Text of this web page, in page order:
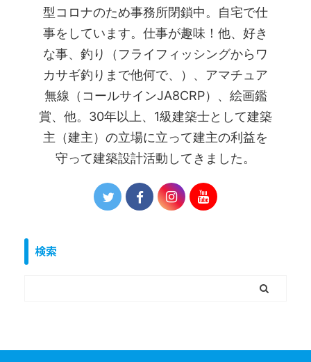
型コロナのため事務所閉鎖中。自宅で仕
事をしています。仕事が趣味！他、好き
な事、釣り（フライフィッシングからワ
カサギ釣りまで他何で、）、アマチュア
無線（コールサインJA8CRP）、絵画鑑
賞、他。30年以上、1級建築士として建築
主（建主）の立場に立って建主の利益を
守って建築設計活動してきました。
検索